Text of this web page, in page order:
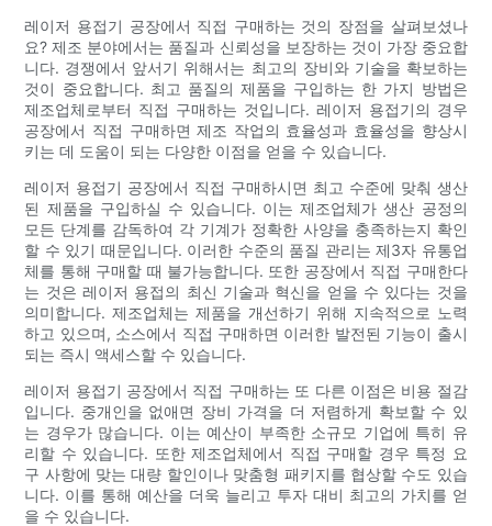
레이저 용접기 공장에서 직접 구매하는 것의 장점을 살펴보셨나
요? 제조 분야에서는 품질과 신뢰성을 보장하는 것이 가장 중요합
니다. 경쟁에서 앞서기 위해서는 최고의 장비와 기술을 확보하는
것이 중요합니다. 최고 품질의 제품을 구입하는 한 가지 방법은
제조업체로부터 직접 구매하는 것입니다. 레이저 용접기의 경우
공장에서 직접 구매하면 제조 작업의 효율성과 효율성을 향상시
키는 데 도움이 되는 다양한 이점을 얻을 수 있습니다.
레이저 용접기 공장에서 직접 구매하시면 최고 수준에 맞춰 생산
된 제품을 구입하실 수 있습니다. 이는 제조업체가 생산 공정의
모든 단계를 감독하여 각 기계가 정확한 사양을 충족하는지 확인
할 수 있기 때문입니다. 이러한 수준의 품질 관리는 제3자 유통업
체를 통해 구매할 때 불가능합니다. 또한 공장에서 직접 구매한다
는 것은 레이저 용접의 최신 기술과 혁신을 얻을 수 있다는 것을
의미합니다. 제조업체는 제품을 개선하기 위해 지속적으로 노력
하고 있으며, 소스에서 직접 구매하면 이러한 발전된 기능이 출시
되는 즉시 액세스할 수 있습니다.
레이저 용접기 공장에서 직접 구매하는 또 다른 이점은 비용 절감
입니다. 중개인을 없애면 장비 가격을 더 저렴하게 확보할 수 있
는 경우가 많습니다. 이는 예산이 부족한 소규모 기업에 특히 유
리할 수 있습니다. 또한 제조업체에서 직접 구매할 경우 특정 요
구 사항에 맞는 대량 할인이나 맞춤형 패키지를 협상할 수도 있습
니다. 이를 통해 예산을 더욱 늘리고 투자 대비 최고의 가치를 얻
을 수 있습니다.